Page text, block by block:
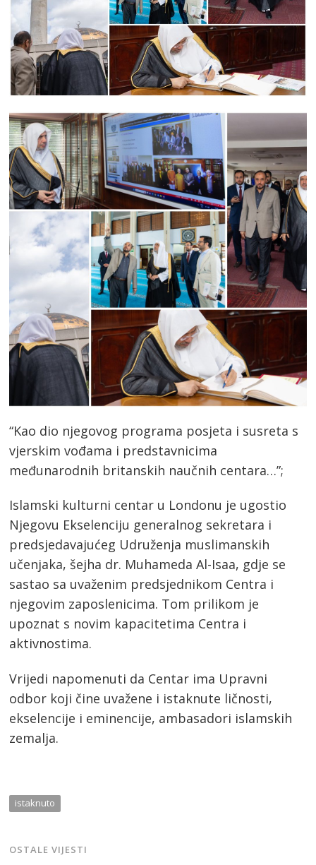
“Kao dio njegovog programa posjeta i susreta s
vjerskim vođama i predstavnicima
međunarodnih britanskih naučnih centara…”;
Islamski kulturni centar u Londonu je ugostio
Njegovu Ekselenciju generalnog sekretara i
predsjedavajućeg Udruženja muslimanskih
učenjaka, šejha dr. Muhameda Al-Isaa, gdje se
sastao sa uvaženim predsjednikom Centra i
njegovim zaposlenicima. Tom prilikom je
upoznat s novim kapacitetima Centra i
aktivnostima.
Vrijedi napomenuti da Centar ima Upravni
odbor koji čine uvažene i istaknute ličnosti,
ekselencije i eminencije, ambasadori islamskih
zemalja.
istaknuto
OSTALE VIJESTI